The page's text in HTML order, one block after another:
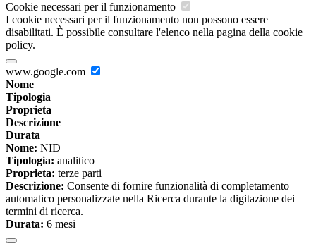
Cookie necessari per il funzionamento
I cookie necessari per il funzionamento non possono essere
disabilitati. È possibile consultare l'elenco nella pagina della cookie
policy.
www.google.com
Nome
Tipologia
Proprieta
Descrizione
Durata
Nome: NID
Tipologia: analitico
Proprieta: terze parti
Descrizione: Consente di fornire funzionalità di completamento
automatico personalizzate nella Ricerca durante la digitazione dei
termini di ricerca.
Durata: 6 mesi